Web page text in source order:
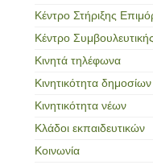
Κέντρο Στήριξης
Κέντρο
Κινητά τηλέφωνα
Κινητικότητα
Κινητικότητα νέων
Κλάδοι εκπαιδευτικών
Κοινωνία